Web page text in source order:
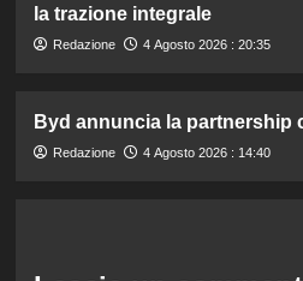
la trazione integrale
Redazione 4 Agosto 2026 : 20:35
Byd annuncia la partnership
Redazione 4 Agosto 2026 : 14:40